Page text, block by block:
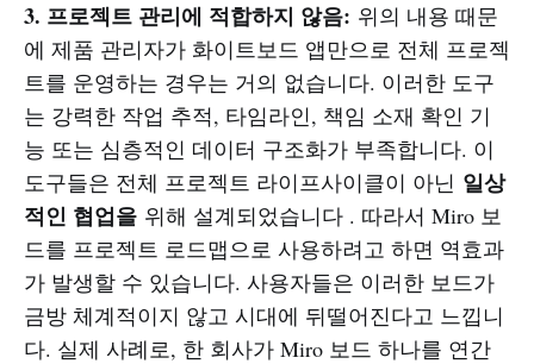
3. 프로젝트 관리에 적합하지 않음: 위의 내용 때문
에 제품 관리자가 화이트보드 앱만으로 전체 프로젝
트를 운영하는 경우는 거의 없습니다. 이러한 도구
는 강력한 작업 추적, 타임라인, 책임 소재 확인 기
능 또는 심층적인 데이터 구조화가 부족합니다. 이
도구들은 전체 프로젝트 라이프사이클이 아닌 일상
적인 협업을 위해 설계되었습니다 . 따라서 Miro 보
드를 프로젝트 로드맵으로 사용하려고 하면 역효과
가 발생할 수 있습니다. 사용자들은 이러한 보드가
금방 체계적이지 않고 시대에 뒤떨어진다고 느낍니
다. 실제 사례로, 한 회사가 Miro 보드 하나를 연간